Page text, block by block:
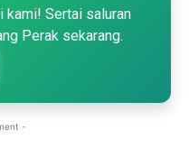
kami! Sertai saluran
Perak sekarang.
-